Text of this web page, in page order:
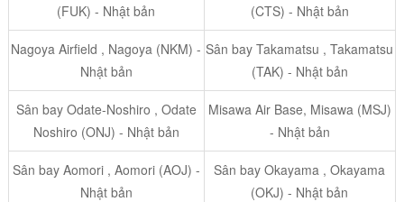
(FUK) - Nhật bản
(CTS) - Nhật bản
Nagoya Airfield , Nagoya (NKM) -
Nhật bản
Sân bay Takamatsu , Takamatsu
(TAK) - Nhật bản
Sân bay Odate-Noshiro , Odate
Noshiro (ONJ) - Nhật bản
Misawa Air Base, Misawa (MSJ)
- Nhật bản
Sân bay Aomori , Aomori (AOJ) -
Nhật bản
Sân bay Okayama , Okayama
(OKJ) - Nhật bản